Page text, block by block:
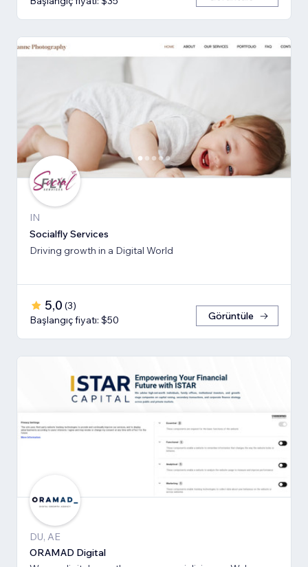
IN
Socialfly Services
Driving growth in a Digital World
5,0 (3)
Başlangıç fiyatı: $50
Görüntüle
DU, AE
ORAMAD Digital